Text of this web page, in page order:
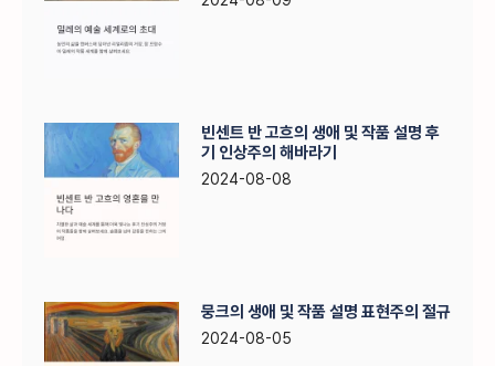
빈센트 반 고흐의 생애 및 작품 설명 후
기 인상주의 해바라기
2024-08-08
뭉크의 생애 및 작품 설명 표현주의 절규
2024-08-05